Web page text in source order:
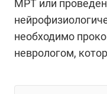
МРТ или
необходимо
неврологом,